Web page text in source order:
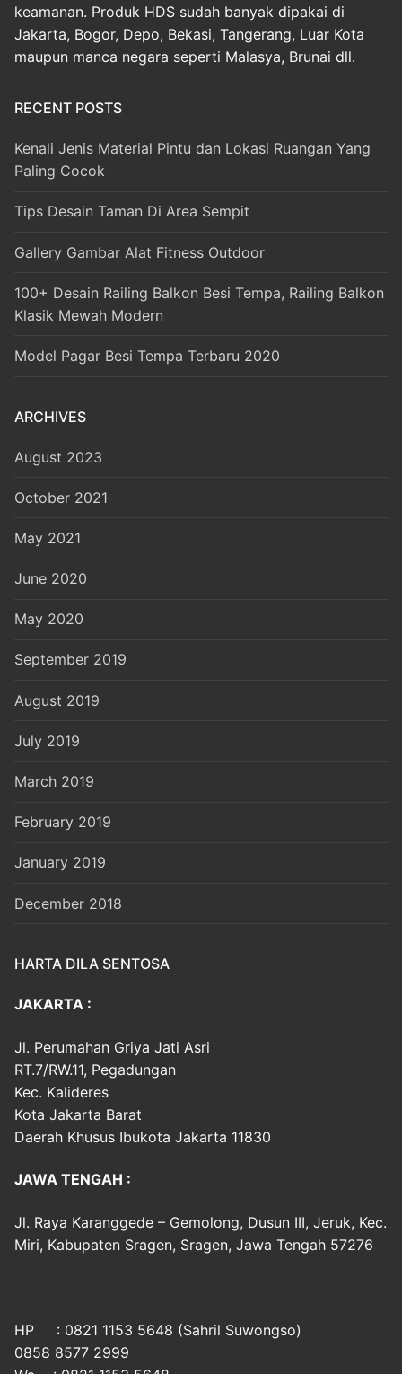
keamanan. Produk HDS sudah banyak dipakai di
Jakarta, Bogor, Depo, Bekasi, Tangerang, Luar Kota
maupun manca negara seperti Malasya, Brunai dll.
RECENT POSTS
Kenali Jenis Material Pintu dan Lokasi Ruangan Yang
Paling Cocok
Tips Desain Taman Di Area Sempit
Gallery Gambar Alat Fitness Outdoor
100+ Desain Railing Balkon Besi Tempa, Railing Balkon
Klasik Mewah Modern
Model Pagar Besi Tempa Terbaru 2020
ARCHIVES
August 2023
October 2021
May 2021
June 2020
May 2020
September 2019
August 2019
July 2019
March 2019
February 2019
January 2019
December 2018
HARTA DILA SENTOSA
JAKARTA :
Jl. Perumahan Griya Jati Asri
RT.7/RW.11, Pegadungan
Kec. Kalideres
Kota Jakarta Barat
Daerah Khusus Ibukota Jakarta 11830
JAWA TENGAH :
Jl. Raya Karanggede – Gemolong, Dusun III, Jeruk, Kec.
Miri, Kabupaten Sragen, Sragen, Jawa Tengah 57276
HP : 0821 1153 5648 (Sahril Suwongso)
0858 8577 2999